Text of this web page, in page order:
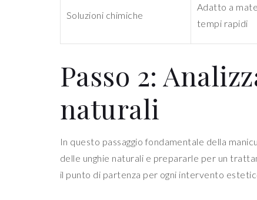
Soluzioni chimiche
Adatto a
tempi rapidi
Passo 2:
naturali
In questo passaggio fondamentale della
delle unghie naturali e prepararle per un
il punto di partenza per ogni intervento